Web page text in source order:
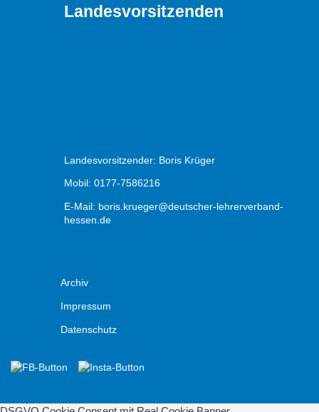
Landesvorsitzenden
Landesvorsitzender: Boris Krüger
Mobil: 0177-7586216
E-Mail: boris.krueger@deutscher-lehrerverband-
hessen.de
Archiv
Impressum
Datenschutz